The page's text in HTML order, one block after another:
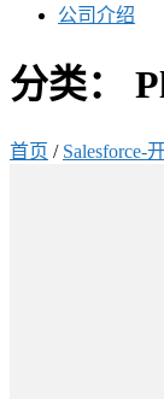
公司介绍
分类：
首页 / Salesforce-